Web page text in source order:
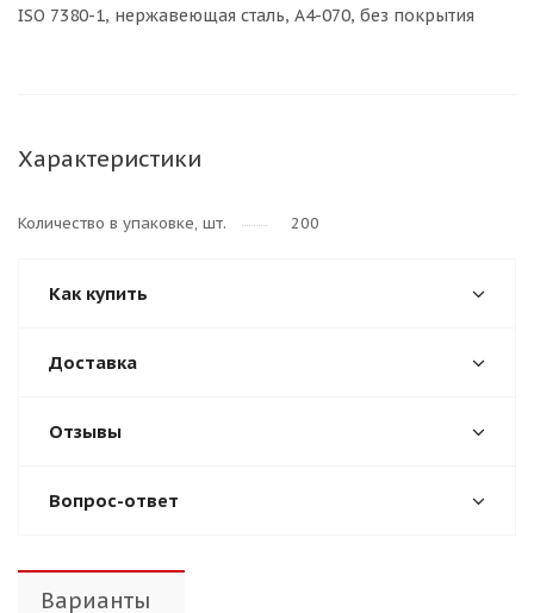
ISO 7380-1, нержавеющая сталь, A4-070, без покрытия
Характеристики
Количество в упаковке, шт. 200
Как купить
Доставка
Отзывы
Вопрос-ответ
Варианты